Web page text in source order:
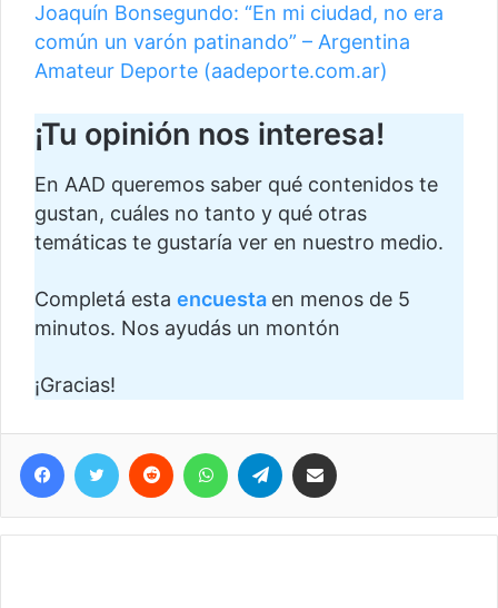
Joaquín Bonsegundo: “En mi ciudad, no era
común un varón patinando” – Argentina
Amateur Deporte (aadeporte.com.ar)
¡Tu opinión nos interesa!
En AAD queremos saber qué contenidos te
gustan, cuáles no tanto y qué otras
temáticas te gustaría ver en nuestro medio.
Completá esta encuesta en menos de 5
minutos. Nos ayudás un montón
¡Gracias!
Facebook
Twitter Reddit WhatsAppTelegram